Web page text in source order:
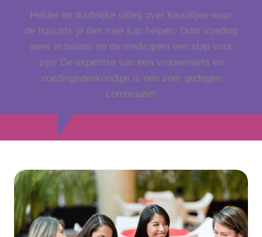
Helder en duidelijke uitleg over kwaaltjes waar
de huisarts je niet mee kan helpen. Door voeding
weer in balans en de medicijnen een stap voor
zijn! De expertise van een vrouwenarts en
voedingsdeskundige is een zeer gedegen
combinatie!